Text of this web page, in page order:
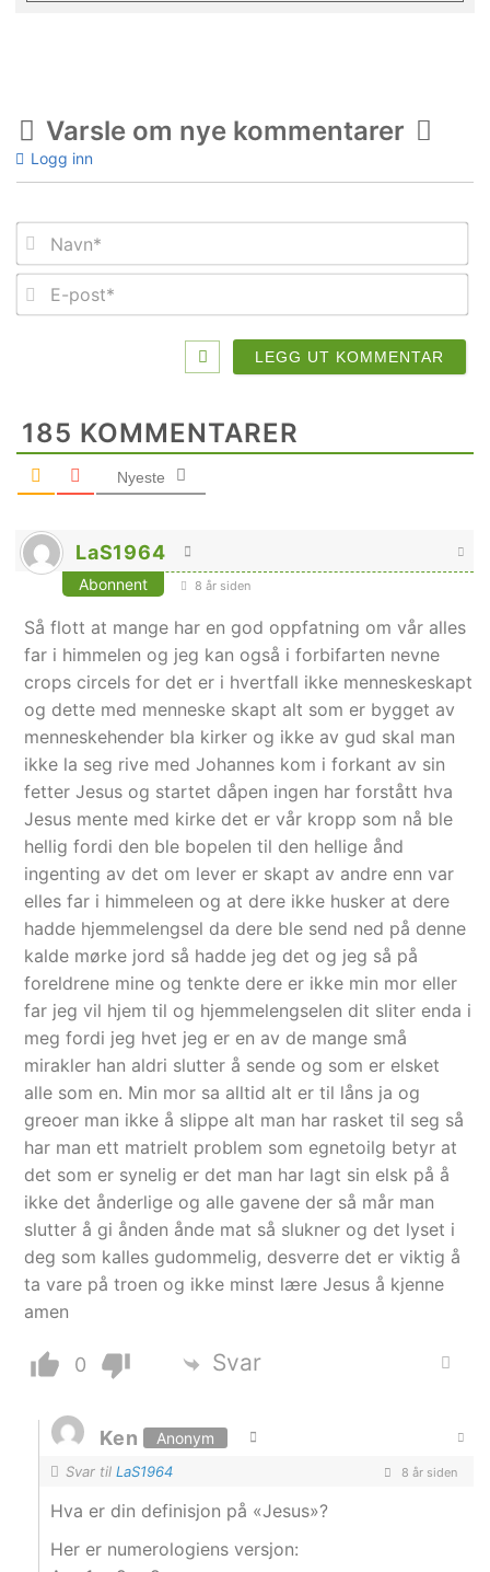
Varsle om nye kommentarer
Logg inn
E-
185 KOMMENTARER
Nyeste
LaS1964
Abonnent 8 år siden
Så flott at mange har en god oppfatning om vår alles
far i himmelen og jeg kan også i forbifarten nevne
crops circels for det er i hvertfall ikke menneskeskapt
og dette med menneske skapt alt som er bygget av
menneskehender bla kirker og ikke av gud skal man
ikke la seg rive med Johannes kom i forkant av sin
fetter Jesus og startet dåpen ingen har forstått hva
Jesus mente med kirke det er vår kropp som nå ble
hellig fordi den ble bopelen til den hellige ånd
ingenting av det om lever er skapt av andre enn var
elles far i himmeleen og at dere ikke husker at dere
hadde hjemmelengsel da dere ble send ned på denne
kalde mørke jord så hadde jeg det og jeg så på
foreldrene mine og tenkte dere er ikke min mor eller
far jeg vil hjem til og hjemmelengselen dit sliter enda i
meg fordi jeg hvet jeg er en av de mange små
mirakler han aldri slutter å sende og som er elsket
alle som en. Min mor sa alltid alt er til låns ja og
greoer man ikke å slippe alt man har rasket til seg så
har man ett matrielt problem som egnetoilg betyr at
det som er synelig er det man har lagt sin elsk på å
ikke det ånderlige og alle gavene der så mår man
slutter å gi ånden ånde mat så slukner og det lyset i
deg som kalles gudommelig, desverre det er viktig å
ta vare på troen og ikke minst lære Jesus å kjenne
amen
0 Svar
Ken Anonym
Svar tilLaS1964 8 år siden
Hva er din definisjon på «Jesus»?
Her er numerologiens versjon: